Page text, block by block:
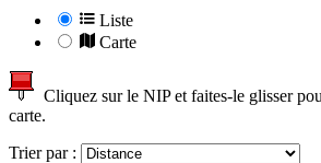
Liste
Carte
Cliquez sur le NIP et faites-le glisser
carte.
Trier par :